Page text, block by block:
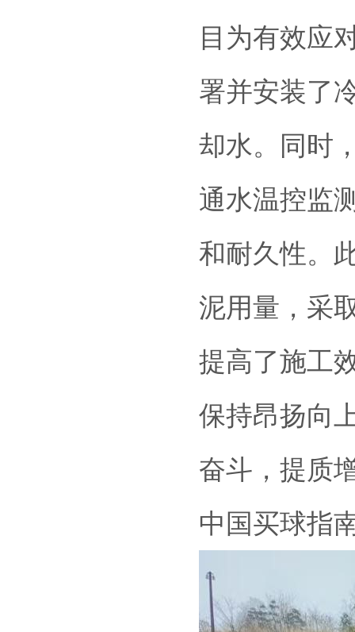
目为有效应
署并安装了
却水。同时
通水温控监
和耐久性。
泥用量，采
提高了施工
保持昂扬向
奋斗，提质
中国买球指